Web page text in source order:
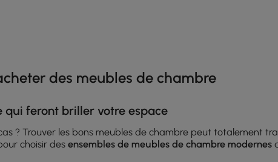
des meubles de chambre
qui feront briller votre espace
? Trouver les bons meubles de chambre peut totalement
choisir des ensembles de meubles de chambre modernes